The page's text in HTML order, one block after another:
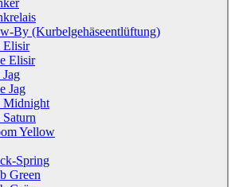
By (Kurbelgehäseentlüftung)
Elisir
Elisir
Jag
Midnight
Yellow
Spring
Green